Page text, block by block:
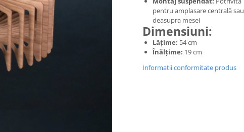
pentru amplasare centrală sau
deasupra mesei
Dimensiuni:
Lățime: 54 cm
Înălțime: 19 cm
Informatii conformitate produs